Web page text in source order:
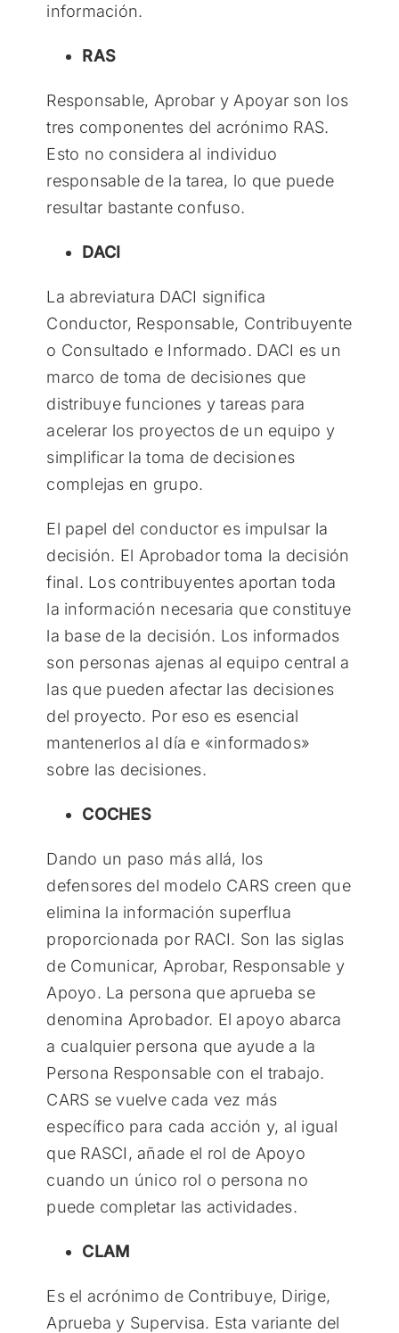
información.
RAS
Responsable, Aprobar y Apoyar son los
tres componentes del acrónimo RAS.
Esto no considera al individuo
responsable de la tarea, lo que puede
resultar bastante confuso.
DACI
La abreviatura DACI significa
Conductor, Responsable, Contribuyente
o Consultado e Informado. DACI es un
marco de toma de decisiones que
distribuye funciones y tareas para
acelerar los proyectos de un equipo y
simplificar la toma de decisiones
complejas en grupo.
El papel del conductor es impulsar la
decisión. El Aprobador toma la decisión
final. Los contribuyentes aportan toda
la información necesaria que constituye
la base de la decisión. Los informados
son personas ajenas al equipo central a
las que pueden afectar las decisiones
del proyecto. Por eso es esencial
mantenerlos al día e «informados»
sobre las decisiones.
COCHES
Dando un paso más allá, los
defensores del modelo CARS creen que
elimina la información superflua
proporcionada por RACI. Son las siglas
de Comunicar, Aprobar, Responsable y
Apoyo. La persona que aprueba se
denomina Aprobador. El apoyo abarca
a cualquier persona que ayude a la
Persona Responsable con el trabajo.
CARS se vuelve cada vez más
específico para cada acción y, al igual
que RASCI, añade el rol de Apoyo
cuando un único rol o persona no
puede completar las actividades.
CLAM
Es el acrónimo de Contribuye, Dirige,
Aprueba y Supervisa. Esta variante del